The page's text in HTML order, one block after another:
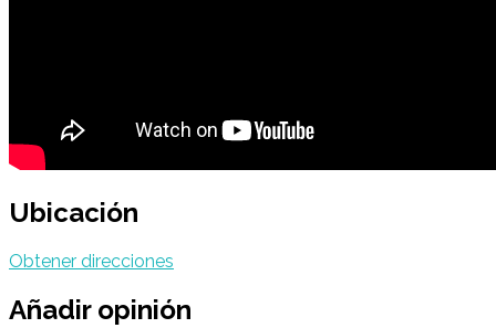
Ubicación
Obtener direcciones
Añadir opinión